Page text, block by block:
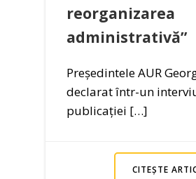
reorganizarea
administrativă”
Președintele AUR
declarat într-un
publicației […]
CITEȘTE